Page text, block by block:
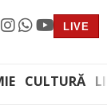
LIVE
CULTURĂ